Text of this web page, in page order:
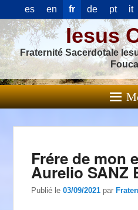
es en fr de pt it
Iesus
Fraternité Sacerdotale
Frére de mon
Aurelio SANZ
Publié le03/09/2021 par